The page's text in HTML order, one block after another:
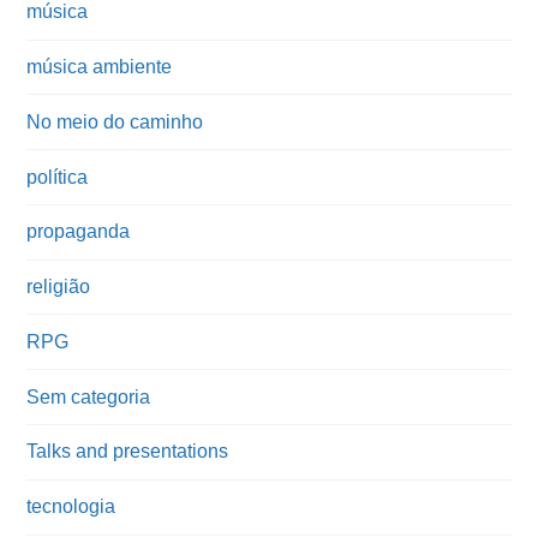
música
música ambiente
No meio do caminho
política
propaganda
religião
RPG
Sem categoria
Talks and presentations
tecnologia